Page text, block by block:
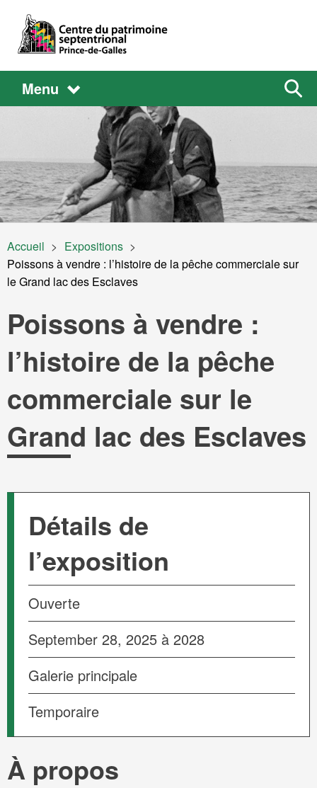
Aller au contenu principal
Main
navigation
Main
Menu
the
site
Fil d'Ariane
Accueil
Expositions
Current:
Poissons à vendre : l’histoire de la pêche commerciale sur
le Grand lac des Esclaves
Poissons à vendre :
l’histoire de la pêche
commerciale sur le
Grand lac des Esclaves
À propos
Détails de
l’exposition
Ouverte
September 28, 2025 à 2028
Galerie principale
Temporaire